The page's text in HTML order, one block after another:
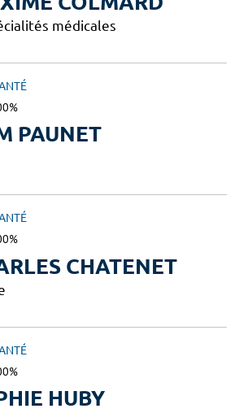
médicales
PAUNET
CHATENET
HUBY